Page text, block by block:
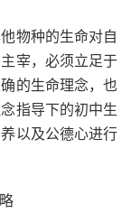
物种的生命对自
宰，必须立足于
的生命理念，也
指导下的初中生
以及公德心进行